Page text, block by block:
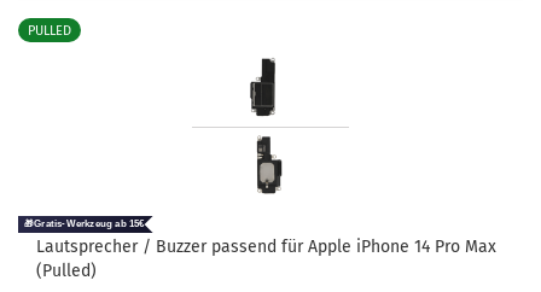
PULLED
Laut­spre­cher / Buz­zer pas­send für Apple iPho­ne 14 Pro Max
(Pul­led)